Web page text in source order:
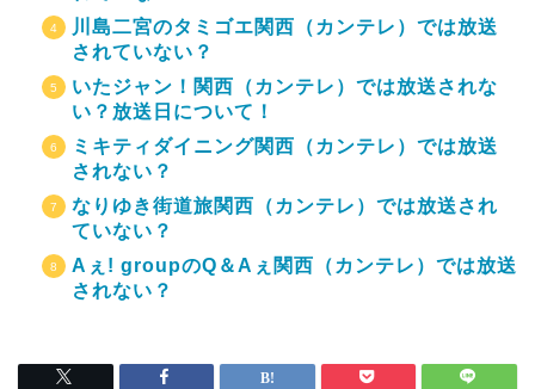
川島二宮のタミゴエ関西（カンテレ）では放送
されていない？
いたジャン！関西（カンテレ）では放送されな
い？放送日について！
ミキティダイニング関西（カンテレ）では放送
されない？
なりゆき街道旅関西（カンテレ）では放送され
ていない？
Aぇ! groupのQ＆Aぇ関西（カンテレ）では放送
されない？